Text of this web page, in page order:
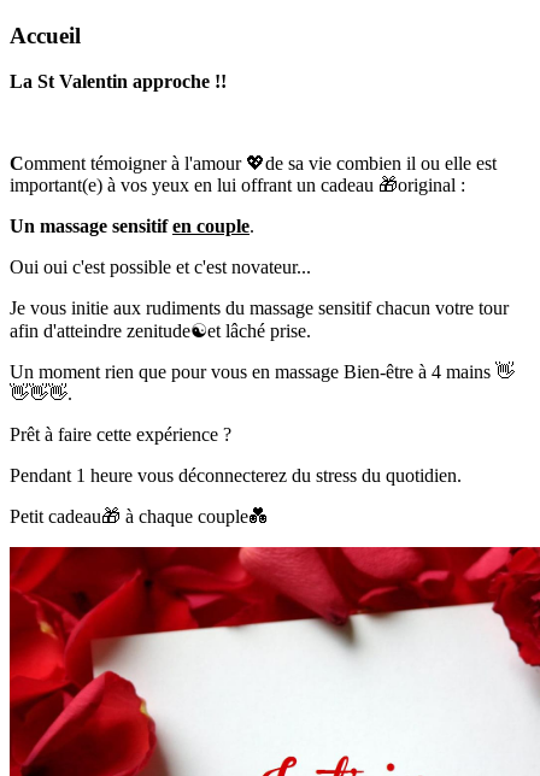
Accueil
La St Valentin approche !!
Comment témoigner à l'amour 💖de sa vie combien il ou elle est
important(e) à vos yeux en lui offrant un cadeau 🎁original :
Un massage sensitifen couple.
Oui oui c'est possible et c'est novateur...
Je vous initie aux rudiments du massage sensitif chacun votre tour
afin d'atteindre zenitude☯️et lâché prise.
Un moment rien que pour vous en massage Bien-être à 4 mains 👋
👋👋👋.
Prêt à faire cette expérience ?
Pendant 1 heure vous déconnecterez du stress du quotidien.
Petit cadeau🎁 à chaque couple💑